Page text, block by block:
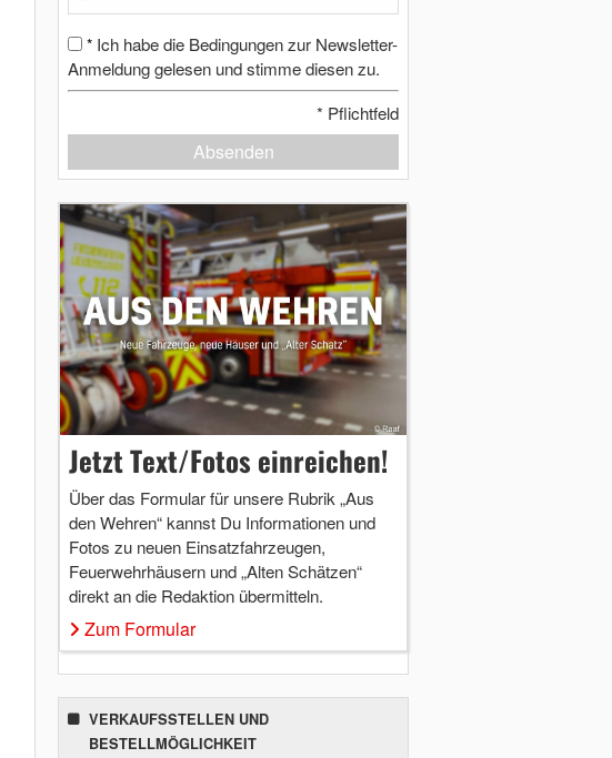
* Ich habe die Bedingungen zur Newsletter-
Anmeldung gelesen und stimme diesen zu.
* Pflichtfeld
Absenden
Jetzt Text/Fotos einreichen!
Über das Formular für unsere Rubrik „Aus
den Wehren“ kannst Du Informationen und
Fotos zu neuen Einsatzfahrzeugen,
Feuerwehrhäusern und „Alten Schätzen“
direkt an die Redaktion übermitteln.
Zum Formular
VERKAUFSSTELLEN UND
BESTELLMÖGLICHKEIT